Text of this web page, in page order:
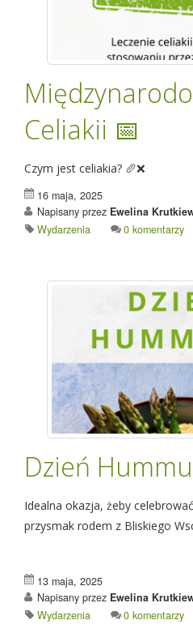
Celiakii 📅
Czym jest celiakia? 🥖❌
16 maja, 2025
Napisany przez Ewelina
Wydarzenia
0 komentarzy
Dzień
Idealna okazja, żeby
przysmak rodem z Bliskiego
13 maja, 2025
Napisany przez Ewelina
Wydarzenia
0 komentarzy